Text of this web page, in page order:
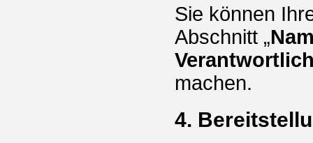
Sie können
Abschnitt „
machen.
4.